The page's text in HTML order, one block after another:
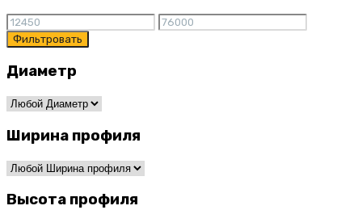
Фильтровать
Диаметр
Ширина профиля
Высота профиля